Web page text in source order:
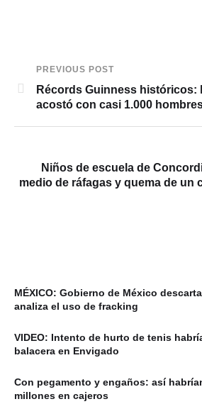
PREVIOUS POST
Récords Guinness históricos:
acostó con casi 1.000
Niños de escuela de
medio de ráfagas y quema de un
MÉXICO: Gobierno de México
analiza el uso de fracking
VIDEO: Intento de hurto de tenis
balacera en Envigado
Con pegamento y engaños: así
millones en cajeros